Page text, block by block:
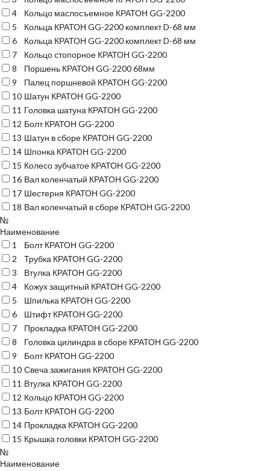
4
Кольцо маслосъемное КРАТОН GG-2200
5
Кольца КРАТОН GG-2200 комплект D-68 мм
6
Кольца КРАТОН GG-2200 комплект D-68 мм
7
Кольцо стопорное КРАТОН GG-2200
8
Поршень КРАТОН GG-2200 68мм
9
Палец поршневой КРАТОН GG-2200
10 Шатун КРАТОН GG-2200
11 Головка шатуна КРАТОН GG-2200
12 Болт КРАТОН GG-2200
13 Шатун в сборе КРАТОН GG-2200
14 Шпонка КРАТОН GG-2200
15 Колесо зубчатое КРАТОН GG-2200
16 Вал коленчатый КРАТОН GG-2200
17 Шестерня КРАТОН GG-2200
18 Вал коленчатый в сборе КРАТОН GG-2200
№
Наименование
1
Болт КРАТОН GG-2200
2
Трубка КРАТОН GG-2200
3
Втулка КРАТОН GG-2200
4
Кожух защитный КРАТОН GG-2200
5
Шпилька КРАТОН GG-2200
6
Штифт КРАТОН GG-2200
7
Прокладка КРАТОН GG-2200
8
Головка цилиндра в сборе КРАТОН GG-2200
9
Болт КРАТОН GG-2200
10 Свеча зажигания КРАТОН GG-2200
11 Втулка КРАТОН GG-2200
12 Кольцо КРАТОН GG-2200
13 Болт КРАТОН GG-2200
14 Прокладка КРАТОН GG-2200
15 Крышка головки КРАТОН GG-2200
№
Наименование